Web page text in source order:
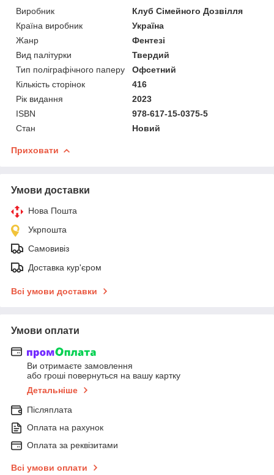
Виробник
Клуб Сімейного Дозвілля
Країна виробник
Україна
Жанр
Фентезі
Вид палітурки
Твердий
Тип поліграфічного паперу
Офсетний
Кількість сторінок
416
Рік видання
2023
ISBN
978-617-15-0375-5
Стан
Новий
Приховати
Умови доставки
Нова Пошта
Укрпошта
Самовивіз
Доставка кур'єром
Всі умови доставки
Умови оплати
Ви отримаєте замовлення
або гроші повернуться на вашу картку
Детальніше
Післяплата
Оплата на рахунок
Оплата за реквізитами
Всі умови оплати